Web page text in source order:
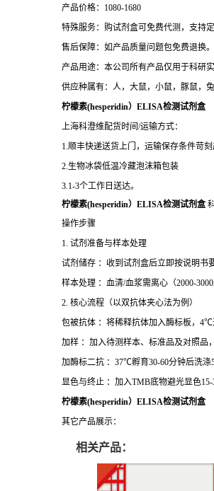
产品价格：1080-1680
特殊服务：购试剂盒可免费代测，支持定
售后保障：如产品质量问题包免费退换。
产品用途：本公司所有产品仅用于科研
供应种属有：人，大鼠，小鼠，豚鼠，
柠檬素(hesperidin）ELISA检测试剂盒
上海科澄维配货时间/运输方式：
1.顺丰快递送货上门，运输保存条件苛刻
2.生物冰袋低温冷藏泡沫箱包装
3.1-3个工作日送达。
柠檬素(hesperidin）ELISA检测试剂盒
操作步骤
1. 试剂准备与样本处理
试剂储存 ：收到试剂盒后立即按说明书
样本处理 ：血清/血浆需离心（2000-
2. 核心流程（以双抗体夹心法为例）
包被抗体 ：将稀释抗体加入酶标板，4℃
加样 ：加入待测样本、标准品及对照品
加酶标二抗 ：37℃孵育30-60分钟后洗涤
显色与终止 ：加入TMB底物避光显色
柠檬素(hesperidin）ELISA检测试剂盒
其它产品展示：
相关产品：